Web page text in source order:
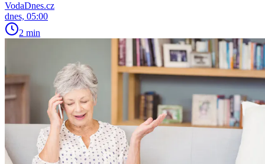
VodaDnes.cz
dnes, 05:00
2 min